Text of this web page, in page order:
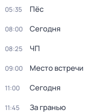
05:35 Пёс
08:00 Сегодня
08:25 ЧП
09:00 Место встречи
11:00 Сегодня
11:45 За гранью